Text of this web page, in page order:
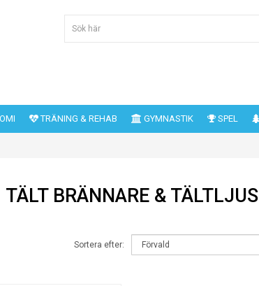
TRÄNING & REHAB GYMNASTIK SPEL
TÄLT BRÄNNARE & TÄLTLJUS
Sortera efter: